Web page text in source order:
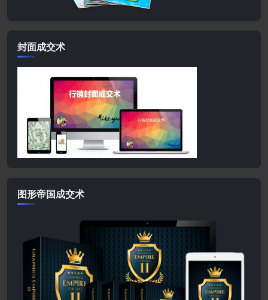
封面成交术
图形帝国成交术